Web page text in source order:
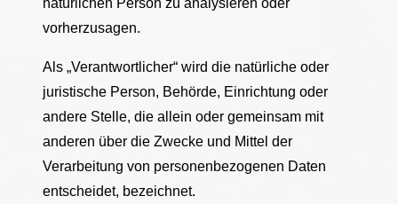
natürlichen Person zu analysieren oder
vorherzusagen.
Als „Verantwortlicher“ wird die natürliche oder
juristische Person, Behörde, Einrichtung oder
andere Stelle, die allein oder gemeinsam mit
anderen über die Zwecke und Mittel der
Verarbeitung von personenbezogenen Daten
entscheidet, bezeichnet.